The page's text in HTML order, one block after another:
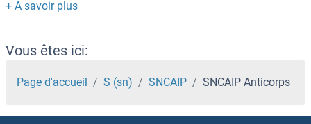
SNAP47 Anticorps
SNAP29 Anticorps
SNAP23 Anticorps
SNAIL Anticorps
Vous êtes ici:
Page d'accueil S (sn) SNCAIP SNCAIP Anticorps